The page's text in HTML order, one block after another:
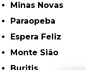
Minas Novas
Paraopeba
Espera Feliz
Monte Sião